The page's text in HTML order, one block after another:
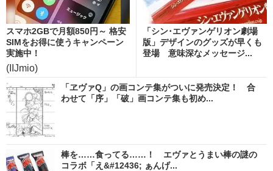
スマホ2GBで月額850円～ 格安
SIMをお得に使うキャンペーン
実施中！
(IIJmio)
「シン･エヴァンゲリオン劇場
版」デザインのグッズが早くも
登場 意味深なメッセージ...
「ヱヴァQ」の画コンテ集がついに発売決定！ 合
わせて「序」「破」画コンテ集も初め...
棒を……食ってる……！ エヴァとうまい棒の謎の
コラボ「え&#12436; ぁんげ...